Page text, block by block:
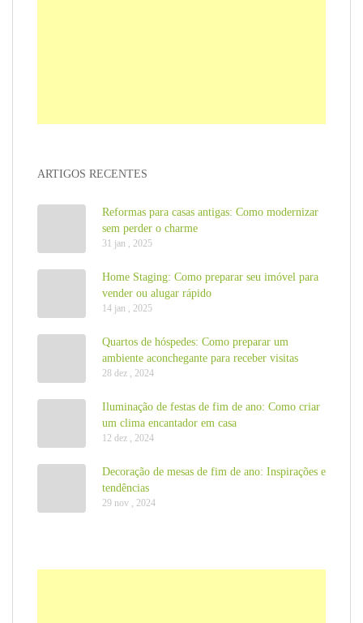
ARTIGOS RECENTES
Reformas para casas antigas: Como modernizar
sem perder o charme
31 jan , 2025
Home Staging: Como preparar seu imóvel para
vender ou alugar rápido
14 jan , 2025
Quartos de hóspedes: Como preparar um
ambiente aconchegante para receber visitas
28 dez , 2024
Iluminação de festas de fim de ano: Como criar
um clima encantador em casa
12 dez , 2024
Decoração de mesas de fim de ano: Inspirações e
tendências
29 nov , 2024